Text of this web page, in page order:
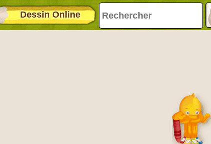
Dessin Online